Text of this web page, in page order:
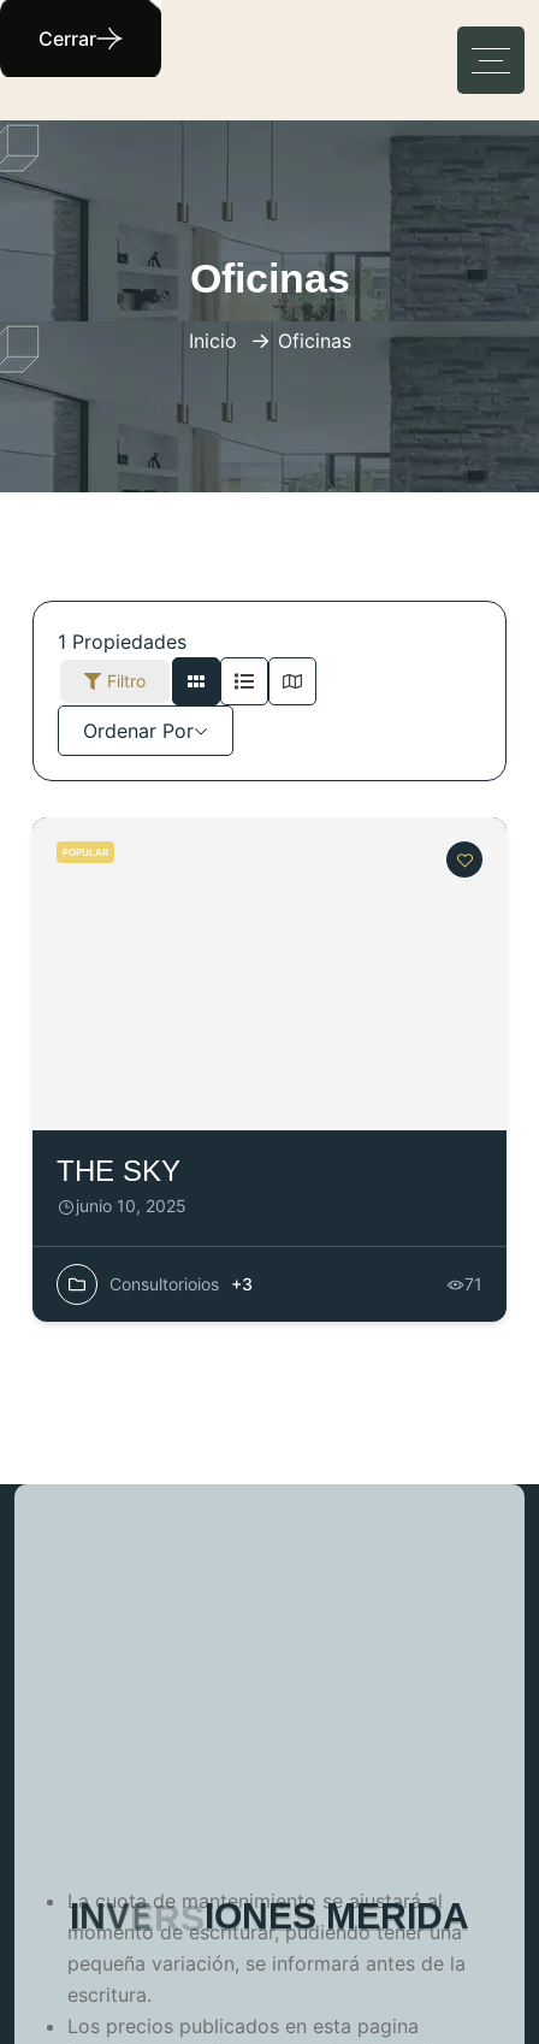
Cerrar
INVERSIONES MERIDA
Oficinas
Inicio Oficinas
1 Propiedades
Filtro
Ordenar Por
POPULAR
THE SKY
junio 10, 2025
Consultorioios +3 71
La cuota de mantenimiento se ajustará al
momento de escriturar, pudiendo tener una
pequeña variación, se informará antes de la
escritura.
Los precios publicados en esta pagina